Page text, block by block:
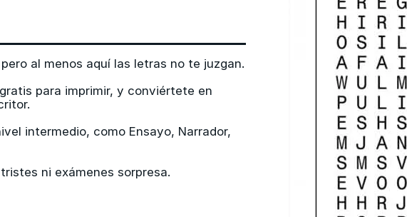
al menos aquí las letras no te juzgan.
para imprimir, y conviértete en
intermedio, como Ensayo, Narrador,
ni exámenes sorpresa.